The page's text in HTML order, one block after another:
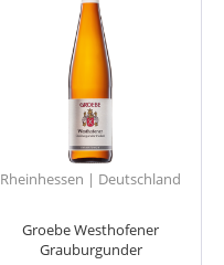
Rheinhessen | Deutschland
Groebe Westhofener
Grauburgunder